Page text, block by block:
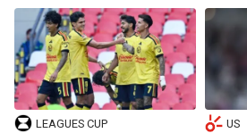
LEAGUES CUP US